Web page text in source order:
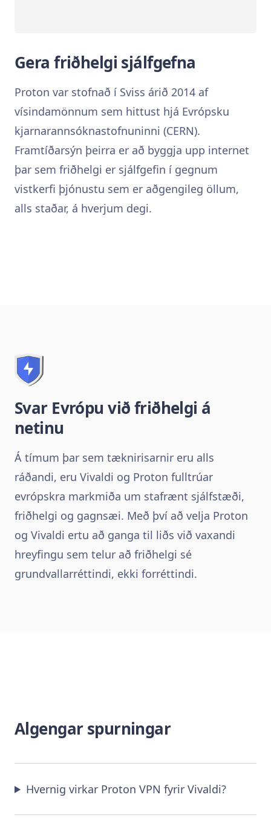
Gera friðhelgi sjálfgefna
Proton var stofnað í Sviss árið 2014 af
vísindamönnum sem hittust hjá Evrópsku
kjarnarannsóknastofnuninni (CERN).
Framtíðarsýn þeirra er að byggja upp internet
þar sem friðhelgi er sjálfgefin í gegnum
vistkerfi þjónustu sem er aðgengileg öllum,
alls staðar, á hverjum degi.
Svar Evrópu við friðhelgi á
netinu
Á tímum þar sem tæknirisarnir eru alls
ráðandi, eru Vivaldi og Proton fulltrúar
evrópskra markmiða um stafrænt sjálfstæði,
friðhelgi og gagnsæi. Með því að velja Proton
og Vivaldi ertu að ganga til liðs við vaxandi
hreyfingu sem telur að friðhelgi sé
grundvallarréttindi, ekki forréttindi.
Algengar spurningar
Hvernig virkar Proton VPN fyrir Vivaldi?